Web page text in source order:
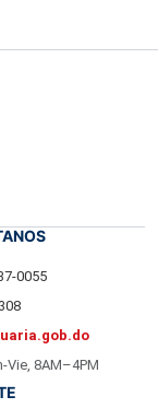
0055
Vie, 8AM–4PM